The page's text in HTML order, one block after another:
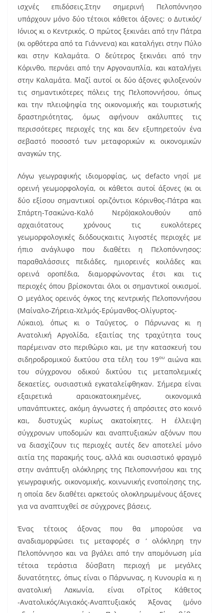
ισχνές επιδόσεις.Στην σημερινή Πελοπόννησο
υπάρχουν μόνο δύο τέτοιοι κάθετοι άξονες: ο Δυτικός/
Ιόνιος κι ο Κεντρικός. Ο πρώτος ξεκινάει από την Πάτρα
(κι ορθότερα από τα Γιάννενα) και καταλήγει στην Πύλο
και στην Καλαμάτα. Ο δεύτερος ξεκινάει από την
Κόρινθο, περνάει από την Αργοναυπλία, και καταλήγει
στην Καλαμάτα. Μαζί αυτοί οι δύο άξονες φιλοξενούν
τις σημαντικότερες πόλεις της Πελοποννήσου, όπως
και την πλειοψηφία της οικονομικής και τουριστικής
δραστηριότητας, όμως αφήνουν ακάλυπτες τις
περισσότερες περιοχές της και δεν εξυπηρετούν ένα
σεβαστό ποσοστό των μεταφορικών κι οικονομικών
αναγκών της.
Λόγω γεωγραφικής ιδιομορφίας, ως defacto νησί με
ορεινή γεωμορφολογία, οι κάθετοι αυτοί άξονες (κι οι
δύο εξίσου σημαντικοί οριζόντιοι Κόρινθος-Πάτρα και
Σπάρτη-Τσακώνα-Καλό Νερό)ακολουθούν από
αρχαιότατους χρόνους τις ευκολότερες
γεωμορφολογικές διόδουςκαιτις λιγοστές περιοχές με
ήπιο ανάγλυφο που διαθέτει η Πελοπόννησος:
παραθαλάσσιες πεδιάδες, ημιορεινές κοιλάδες και
ορεινά οροπέδια, διαμορφώνοντας έτσι και τις
περιοχές όπου βρίσκονται όλοι οι σημαντικοί οικισμοί.
Ο μεγάλος ορεινός όγκος της κεντρικής Πελοποννήσου
(Μαίναλο-Ζήρεια-Χελμός-Ερύμανθος-Ολίγυρτος-
Λύκαιο), όπως κι ο Ταΰγετος, ο Πάρνωνας κι η
Ανατολική Αργολίδα, εξαιτίας της τραχύτητα τους
παρέμειναν στο περιθώριο και, με την κατασκευή του
σιδηροδρομικού δικτύου στα τέλη του 19ουαιώνα και
του σύγχρονου οδικού δικτύου τις μεταπολεμικές
δεκαετίες, ουσιαστικά εγκαταλείφθηκαν. Σήμερα είναι
εξαιρετικά αραιοκατοικημένες, οικονομικά
υπανάπτυκτες, ακόμη άγνωστες ή απρόσιτες στο κοινό
και, δυστυχώς κυρίως ακατοίκητες. Η έλλειψη
σύγχρονων υποδομών και αναπτυξιακών αξόνων που
να διασχίζουν τις περιοχές αυτές δεν αποτελεί μόνο
αιτία της παρακμής τους, αλλά και ουσιαστικό φραγμό
στην ανάπτυξη ολόκληρης της Πελοποννήσου και της
γεωγραφικής, οικονομικής, κοινωνικής ενοποίησης της,
η οποία δεν διαθέτει αρκετούς ολοκληρωμένους άξονες
για να αναπτυχθεί σε σύγχρονες βάσεις.
Ένας τέτοιος άξονας που θα μπορούσε να
αναδιαμορφώσει τις μεταφορές σ ’ ολόκληρη την
Πελοπόννησο και να βγάλει από την απομόνωση μία
τέτοια τεράστια δύσβατη περιοχή με μεγάλες
δυνατότητες, όπως είναι ο Πάρνωνας, η Κυνουρία κι η
ανατολική Λακωνία, είναι οΤρίτος Κάθετος
-Ανατολικός/Αιγιακός-Αναπτυξιακός Άξονας (μόνο